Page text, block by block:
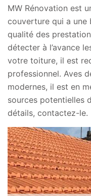
MW Rénovation est
couverture qui a une
qualité des
détecter à l’avance
votre toiture, il est
professionnel. Aves
modernes, il est en
sources potentielles
détails, contactez-le.